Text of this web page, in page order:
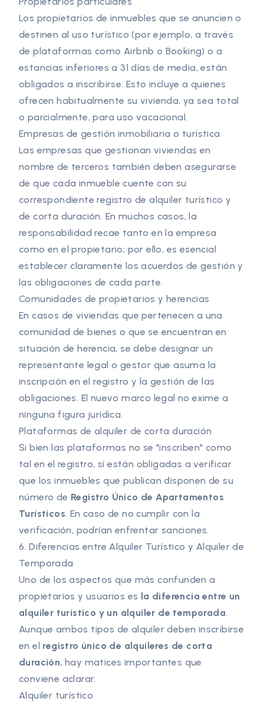
Los propietarios de inmuebles que se anuncien o
destinen al uso turístico (por ejemplo, a través
de plataformas como Airbnb o Booking) o a
estancias inferiores a 31 días de media, están
obligados a inscribirse. Esto incluye a quienes
ofrecen habitualmente su vivienda, ya sea total
o parcialmente, para uso vacacional.
Empresas de gestión inmobiliaria o turística
Las empresas que gestionan viviendas en
nombre de terceros también deben asegurarse
de que cada inmueble cuente con su
correspondiente registro de alquiler turístico y
de corta duración. En muchos casos, la
responsabilidad recae tanto en la empresa
como en el propietario; por ello, es esencial
establecer claramente los acuerdos de gestión y
las obligaciones de cada parte.
Comunidades de propietarios y herencias
En casos de viviendas que pertenecen a una
comunidad de bienes o que se encuentran en
situación de herencia, se debe designar un
representante legal o gestor que asuma la
inscripción en el registro y la gestión de las
obligaciones. El nuevo marco legal no exime a
ninguna figura jurídica.
Plataformas de alquiler de corta duración
Si bien las plataformas no se "inscriben" como
tal en el registro, sí están obligadas a verificar
que los inmuebles que publican disponen de su
número de Registro Único de Apartamentos
Turísticos. En caso de no cumplir con la
verificación, podrían enfrentar sanciones.
6. Diferencias entre Alquiler Turístico y Alquiler de
Temporada
Uno de los aspectos que más confunden a
propietarios y usuarios es la diferencia entre un
alquiler turístico y un alquiler de temporada.
Aunque ambos tipos de alquiler deben inscribirse
en el registro único de alquileres de corta
duración, hay matices importantes que
conviene aclarar.
Alquiler turístico